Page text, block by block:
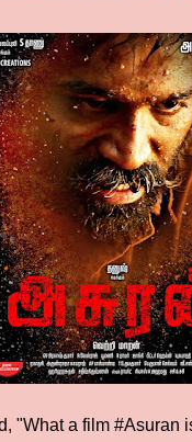
"What a film #Asuran